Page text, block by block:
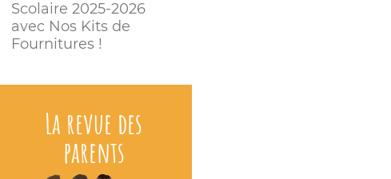
Scolaire 2025-2026
avec Nos Kits de
Fournitures !
La revue des
parents